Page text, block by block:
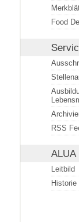
Food
RSS
ALUA
Leitbild